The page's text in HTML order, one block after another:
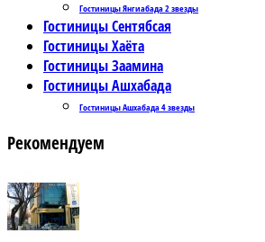
Гостиницы Янгиабада 2 звезды
Гостиницы Сентябсая
Гостиницы Хаёта
Гостиницы Заамина
Гостиницы Ашхабада
Гостиницы Ашхабада 4 звезды
Рекомендуем